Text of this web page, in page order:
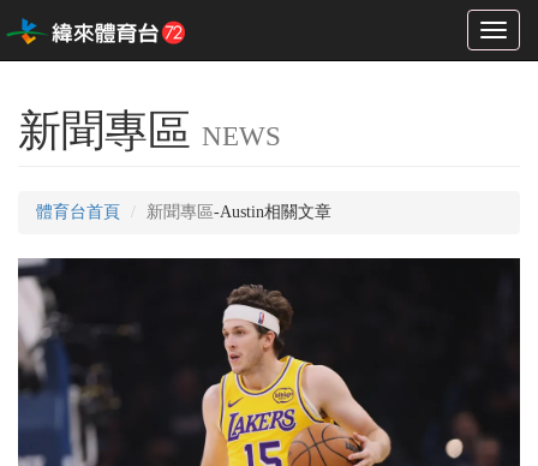
Toggle
新聞專區 NEWS
體育台首頁 新聞專區-Austin相關文章